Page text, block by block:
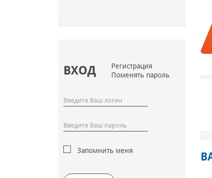
ВХОД
Регистрация
Поменять пароль
Запомнить меня